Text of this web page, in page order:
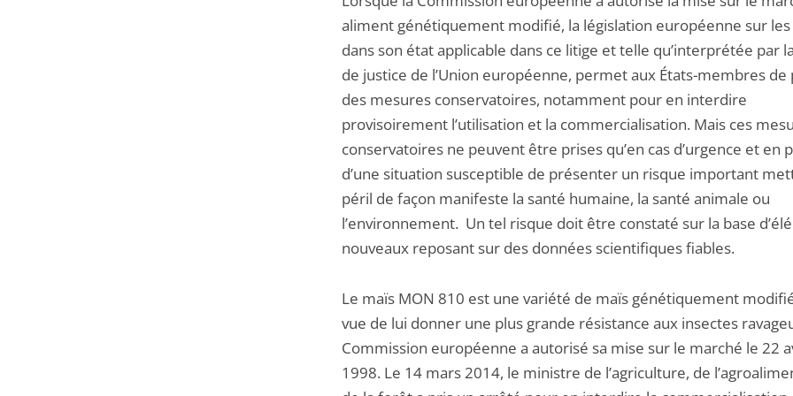
aliment génétiquement modifié, la législation européenne sur les
dans son état applicable dans ce litige et telle qu’interprétée par
de justice de l’Union européenne, permet aux États-membres
des mesures conservatoires, notamment pour en interdire
provisoirement l’utilisation et la commercialisation. Mais ces
conservatoires ne peuvent être prises qu’en cas d’urgence et en
d’une situation susceptible de présenter un risque important
péril de façon manifeste la santé humaine, la santé animale ou
l’environnement. Un tel risque doit être constaté sur la base
nouveaux reposant sur des données scientifiques fiables.
Le maïs MON 810 est une variété de maïs génétiquement
vue de lui donner une plus grande résistance aux insectes
Commission européenne a autorisé sa mise sur le marché le 22
1998. Le 14 mars 2014, le ministre de l’agriculture, de